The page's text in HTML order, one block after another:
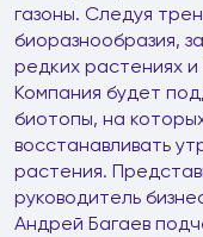
газоны. Следуя
биоразнообразия,
редких растениях
Компания будет
биотопы, на
восстанавливать
растения.
руководитель
Андрей Багаев